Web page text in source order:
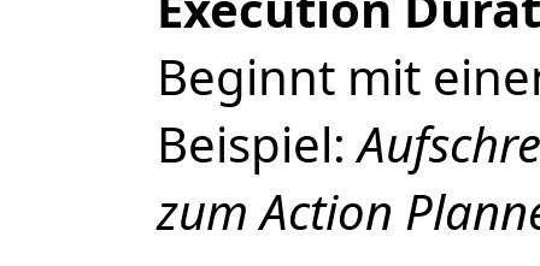
Beginnt mit
Beispiel:
zum Action